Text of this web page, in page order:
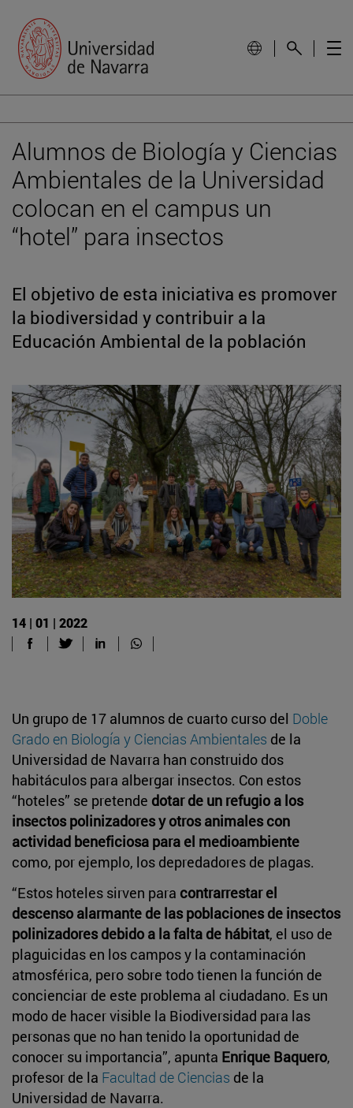
Alumnos de Biología y Ciencias
Ambientales de la Universidad
colocan en el campus un
“hotel” para insectos
El objetivo de esta iniciativa es promover
la biodiversidad y contribuir a la
Educación Ambiental de la población
14 | 01 | 2022
Un grupo de 17 alumnos de cuarto curso del Doble
Grado en Biología y Ciencias Ambientales de la
Universidad de Navarra han construido dos
habitáculos para albergar insectos. Con estos
“hoteles” se pretende dotar de un refugio a los
insectos polinizadores y otros animales con
actividad beneficiosa para el medioambiente
como, por ejemplo, los depredadores de plagas.
“Estos hoteles sirven para contrarrestar el
descenso alarmante de las poblaciones de insectos
polinizadores debido a la falta de hábitat, el uso de
plaguicidas en los campos y la contaminación
atmosférica, pero sobre todo tienen la función de
concienciar de este problema al ciudadano. Es un
modo de hacer visible la Biodiversidad para las
personas que no han tenido la oportunidad de
conocer su importancia”, apunta Enrique Baquero,
profesor de la Facultad de Ciencias de la
Universidad de Navarra.